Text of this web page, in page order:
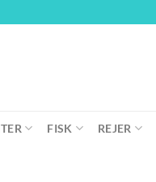
FISK REJER